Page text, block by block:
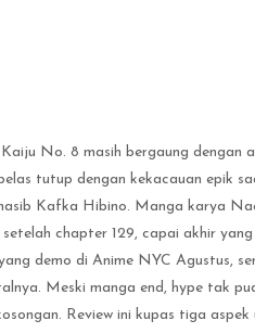
No. 8 masih bergaung dengan
tutup dengan kekacauan epik
Kafka Hibino. Manga karya
chapter 129, capai akhir yang
demo di Anime NYC Agustus,
Meski manga end, hype tak
Review ini kupas tiga